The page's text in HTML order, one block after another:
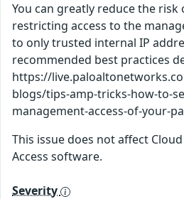
You can greatly reduce the risk
restricting access to the
to only trusted internal IP
recommended best practices
https://
blogs/tips-amp-tricks-how-to-
management-access-of-your-
This issue does not affect
Access software.
Severity